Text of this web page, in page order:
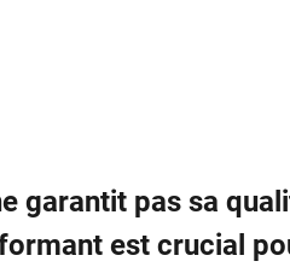
garantit pas sa
est crucial